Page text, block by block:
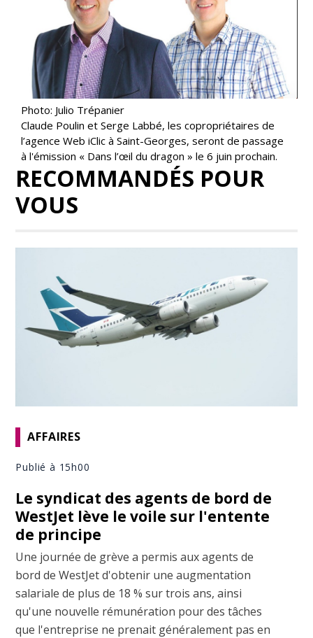
Photo: Julio Trépanier
Claude Poulin et Serge Labbé, les copropriétaires de
l’agence Web iClic à Saint-Georges, seront de passage
à l'émission « Dans l’œil du dragon » le 6 juin prochain.
RECOMMANDÉS POUR
VOUS
AFFAIRES
Publié à 15h00
Le syndicat des agents de bord de
WestJet lève le voile sur l'entente
de principe
Une journée de grève a permis aux agents de
bord de WestJet d'obtenir une augmentation
salariale de plus de 18 % sur trois ans, ainsi
qu'une nouvelle rémunération pour des tâches
que l'entreprise ne prenait généralement pas en